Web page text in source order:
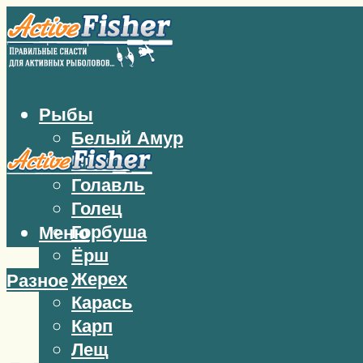
Рыбы
Белый Амур
Бычок
Голавль
Голец
Горбуша
Ёрш
Жерех
Карась
Карп
Лещ
Меню
Разное